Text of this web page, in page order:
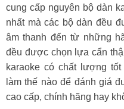
cung cấp nguyên bộ dàn
nhất mà các bộ dàn đều
âm thanh đến từ những
đều được chọn lựa cẩn
karaoke có chất lượng
làm thế nào để đánh giá
cao cấp, chính hãng hay